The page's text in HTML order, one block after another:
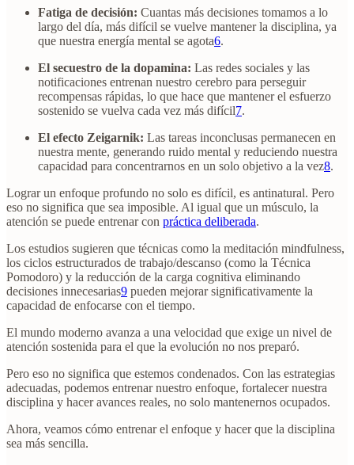
Fatiga de decisión: Cuantas más decisiones tomamos a lo
largo del día, más difícil se vuelve mantener la disciplina, ya
que nuestra energía mental se agota6.
El secuestro de la dopamina: Las redes sociales y las
notificaciones entrenan nuestro cerebro para perseguir
recompensas rápidas, lo que hace que mantener el esfuerzo
sostenido se vuelva cada vez más difícil7.
El efecto Zeigarnik: Las tareas inconclusas permanecen en
nuestra mente, generando ruido mental y reduciendo nuestra
capacidad para concentrarnos en un solo objetivo a la vez8.
Lograr un enfoque profundo no solo es difícil, es antinatural. Pero
eso no significa que sea imposible. Al igual que un músculo, la
atención se puede entrenar con práctica deliberada.
Los estudios sugieren que técnicas como la meditación mindfulness,
los ciclos estructurados de trabajo/descanso (como la Técnica
Pomodoro) y la reducción de la carga cognitiva eliminando
decisiones innecesarias9 pueden mejorar significativamente la
capacidad de enfocarse con el tiempo.
El mundo moderno avanza a una velocidad que exige un nivel de
atención sostenida para el que la evolución no nos preparó.
Pero eso no significa que estemos condenados. Con las estrategias
adecuadas, podemos entrenar nuestro enfoque, fortalecer nuestra
disciplina y hacer avances reales, no solo mantenernos ocupados.
Ahora, veamos cómo entrenar el enfoque y hacer que la disciplina
sea más sencilla.